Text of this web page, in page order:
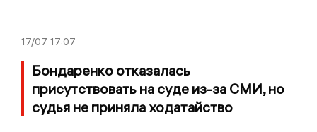
17/07 17:07
Бондаренко отказалась
присутствовать на суде из-за СМИ, но
судья не приняла ходатайство